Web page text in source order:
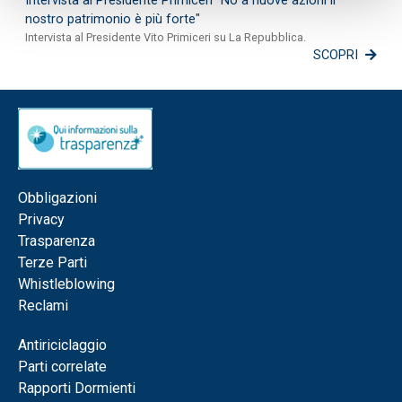
nostro patrimonio è più forte"
Intervista al Presidente Vito Primiceri su La Repubblica.
SCOPRI
Obbligazioni
Privacy
Trasparenza
Terze Parti
Whistleblowing
Reclami
Antiriciclaggio
Parti correlate
Rapporti Dormienti